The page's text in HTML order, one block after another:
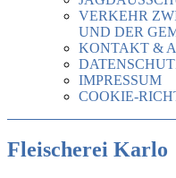
VERKEHR
UND DER
KONTAKT &
IMPRESSUM
COOKIE-
Fleischerei Karlo